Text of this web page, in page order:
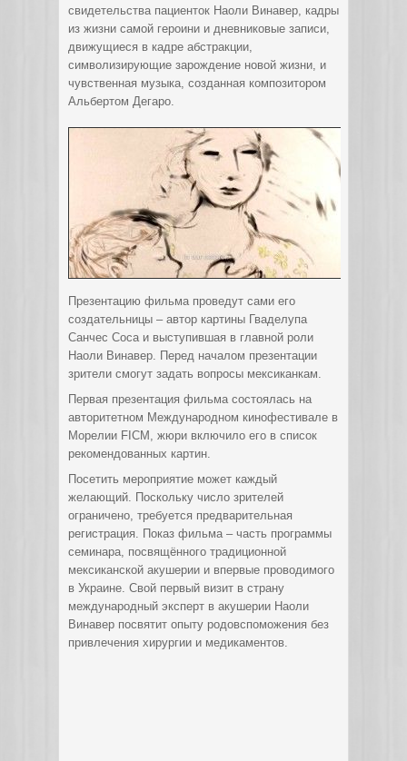
свидетельства пациенток Наоли Винавер, кадры
из жизни самой героини и дневниковые записи,
движущиеся в кадре абстракции,
символизирующие зарождение новой жизни, и
чувственная музыка, созданная композитором
Альбертом Дегаро.
Презентацию фильма проведут сами его
создательницы – автор картины Гваделупа
Санчес Соса и выступившая в главной роли
Наоли Винавер. Перед началом презентации
зрители смогут задать вопросы мексиканкам.
Первая презентация фильма состоялась на
авторитетном Международном кинофестивале в
Морелии FICM, жюри включило его в список
рекомендованных картин.
Посетить мероприятие может каждый
желающий. Поскольку число зрителей
ограничено, требуется предварительная
регистрация. Показ фильма – часть программы
семинара, посвящённого традиционной
мексиканской акушерии и впервые проводимого
в Украине. Свой первый визит в страну
международный эксперт в акушерии Наоли
Винавер посвятит опыту родовспоможения без
привлечения хирургии и медикаментов.